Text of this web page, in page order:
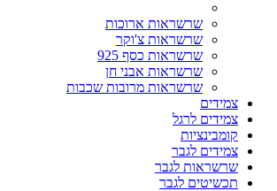
שרשראות ארוכות
שרשראות צ'וקר
שרשראות כסף 925
שרשראות אבני חן
שרשראות מרובות שכבות
צמידים
צמידים לרגל
קומבינציות
צמידים לגבר
שרשראות לגבר
תכשיטים לגבר